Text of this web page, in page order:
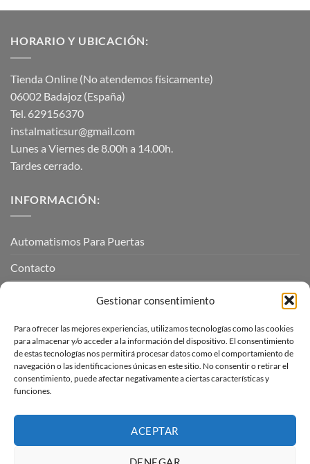
Gestionar consentimiento
Para ofrecer las mejores experiencias, utilizamos tecnologías como las cookies
para almacenar y/o acceder a la información del dispositivo. El consentimiento
de estas tecnologías nos permitirá procesar datos como el comportamiento de
navegación o las identificaciones únicas en este sitio. No consentir o retirar el
consentimiento, puede afectar negativamente a ciertas características y
funciones.
ACEPTAR
HORARIO Y UBICACIÓN:
Tienda Online (No atendemos físicamente)
06002 Badajoz (España)
Tel. 629156370
instalmaticsur@gmail.com
Lunes a Viernes de 8.00h a 14.00h.
Tardes cerrado.
INFORMACIÓN:
Automatismos Para Puertas
Contacto
INFORMACIÓN LEGAL
Aviso Legal